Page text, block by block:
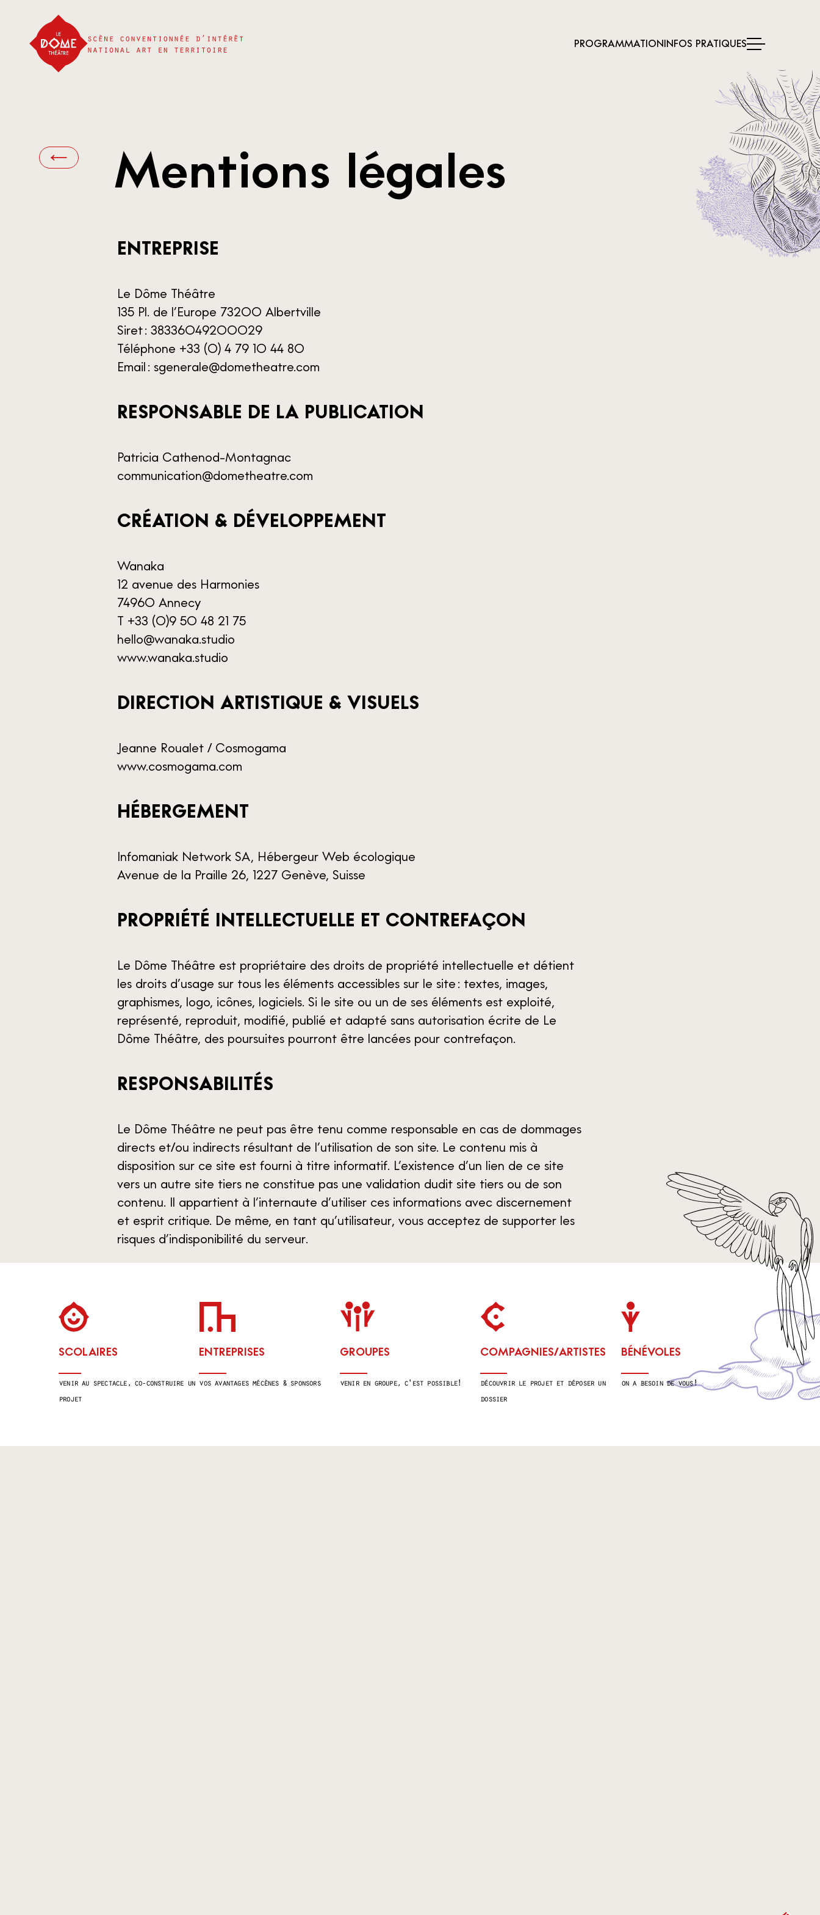
PROGRAMMATIONINFOS PRATIQUES
Mentions légales
ENTREPRISE
Le Dôme Théâtre
135 Pl. de l’Europe 73200 Albertville
Siret : 38336049200029
Téléphone +33 (0) 4 79 10 44 80
Email : sgenerale@dometheatre.com
RESPONSABLE DE LA PUBLICATION
Patricia Cathenod-Montagnac
communication@dometheatre.com
CRÉATION & DÉVELOPPEMENT
Wanaka
12 avenue des Harmonies
74960 Annecy
T +33 (0)9 50 48 21 75
hello@wanaka.studio
www.wanaka.studio
DIRECTION ARTISTIQUE & VISUELS
Jeanne Roualet / Cosmogama
www.cosmogama.com
HÉBERGEMENT
Infomaniak Network SA, Hébergeur Web écologique
Avenue de la Praille 26, 1227 Genève, Suisse
PROPRIÉTÉ INTELLECTUELLE ET CONTREFAÇON
Le Dôme Théâtre est propriétaire des droits de propriété intellectuelle et détient
les droits d’usage sur tous les éléments accessibles sur le site : textes, images,
graphismes, logo, icônes, logiciels. Si le site ou un de ses éléments est exploité,
représenté, reproduit, modifié, publié et adapté sans autorisation écrite de Le
Dôme Théâtre, des poursuites pourront être lancées pour contrefaçon.
RESPONSABILITÉS
Le Dôme Théâtre ne peut pas être tenu comme responsable en cas de dommages
directs et/ou indirects résultant de l’utilisation de son site. Le contenu mis à
disposition sur ce site est fourni à titre informatif. L’existence d’un lien de ce site
vers un autre site tiers ne constitue pas une validation dudit site tiers ou de son
contenu. Il appartient à l’internaute d’utiliser ces informations avec discernement
et esprit critique. De même, en tant qu’utilisateur, vous acceptez de supporter les
risques d’indisponibilité du serveur.
SCOLAIRES
venir au spectacle, co-construire un
projet
ENTREPRISES
vos avantages mécènes & sponsors
GROUPES
venir en groupe, c'est possible !
COMPAGNIES/ARTISTES
découvrir le projet et déposer un
dossier
BÉNÉVOLES
on a besoin de vous !